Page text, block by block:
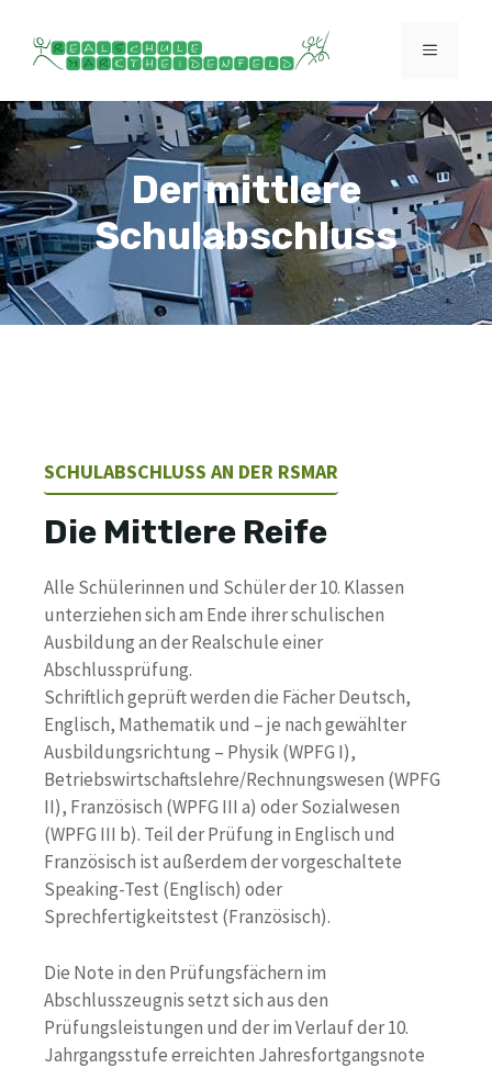
Inhalt
springen
MENÜ
Der mittlere
Schulabschluss
SCHULABSCHLUSS AN DER RSMAR
Die Mittlere Reife
Alle Schülerinnen und Schüler der 10. Klassen
unterziehen sich am Ende ihrer schulischen
Ausbildung an der Realschule einer
Abschlussprüfung.
Schriftlich geprüft werden die Fächer Deutsch,
Englisch, Mathematik und – je nach gewählter
Ausbildungsrichtung – Physik (WPFG I),
Betriebswirtschaftslehre/Rechnungswesen (WPFG
II), Französisch (WPFG III a) oder Sozialwesen
(WPFG III b). Teil der Prüfung in Englisch und
Französisch ist außerdem der vorgeschaltete
Speaking-Test (Englisch) oder
Sprechfertigkeitstest (Französisch).
Die Note in den Prüfungsfächern im
Abschlusszeugnis setzt sich aus den
Prüfungsleistungen und der im Verlauf der 10.
Jahrgangsstufe erreichten Jahresfortgangsnote